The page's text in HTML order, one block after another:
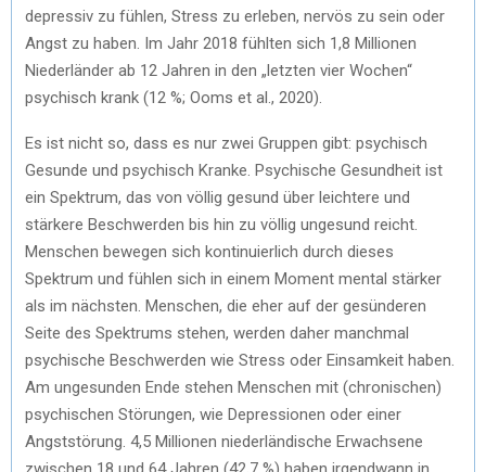
depressiv zu fühlen, Stress zu erleben, nervös zu sein oder
Angst zu haben. Im Jahr 2018 fühlten sich 1,8 Millionen
Niederländer ab 12 Jahren in den „letzten vier Wochen“
psychisch krank (12 %; Ooms et al., 2020).
Es ist nicht so, dass es nur zwei Gruppen gibt: psychisch
Gesunde und psychisch Kranke. Psychische Gesundheit ist
ein Spektrum, das von völlig gesund über leichtere und
stärkere Beschwerden bis hin zu völlig ungesund reicht.
Menschen bewegen sich kontinuierlich durch dieses
Spektrum und fühlen sich in einem Moment mental stärker
als im nächsten. Menschen, die eher auf der gesünderen
Seite des Spektrums stehen, werden daher manchmal
psychische Beschwerden wie Stress oder Einsamkeit haben.
Am ungesunden Ende stehen Menschen mit (chronischen)
psychischen Störungen, wie Depressionen oder einer
Angststörung. 4,5 Millionen niederländische Erwachsene